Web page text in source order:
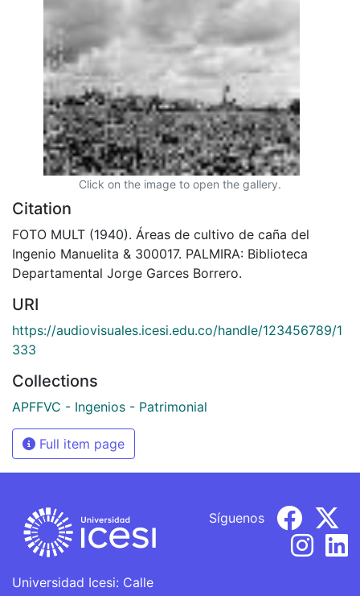
Click on the image to open the gallery.
Citation
FOTO MULT (1940). Áreas de cultivo de caña del
Ingenio Manuelita & 300017. PALMIRA: Biblioteca
Departamental Jorge Garces Borrero.
URI
https://audiovisuales.icesi.edu.co/handle/123456789/1
333
Collections
APFFVC - Ingenios - Patrimonial
Full item page
Universidad Icesi: Calle
Síguenos